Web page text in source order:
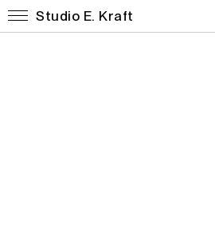
Studio E. Kraft